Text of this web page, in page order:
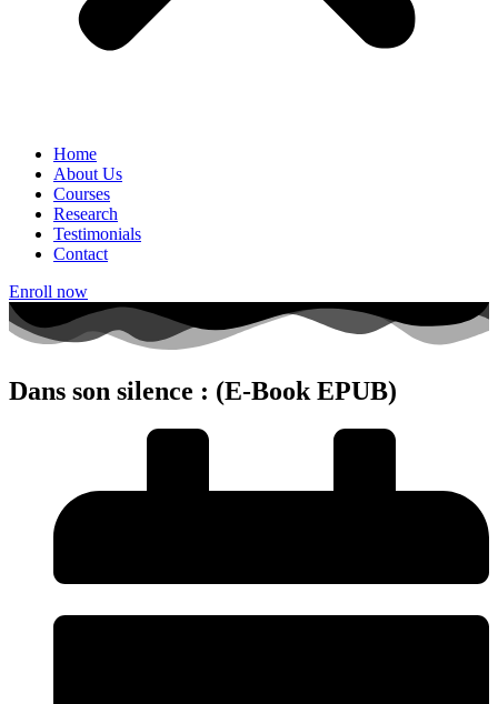
Home
About Us
Courses
Research
Testimonials
Contact
Enroll now
Dans son silence : (E-Book EPUB)